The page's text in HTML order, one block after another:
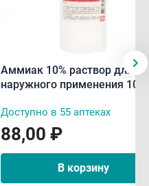
Аммиак 10% раствор для
наружного применения
Доступно в 55 аптеках
88,00 ₽
В корзину